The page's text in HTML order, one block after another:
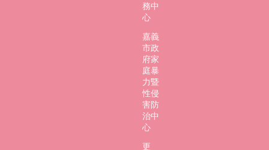
務中
心
嘉義
市政
府家
庭暴
力暨
性侵
害防
治中
心
更